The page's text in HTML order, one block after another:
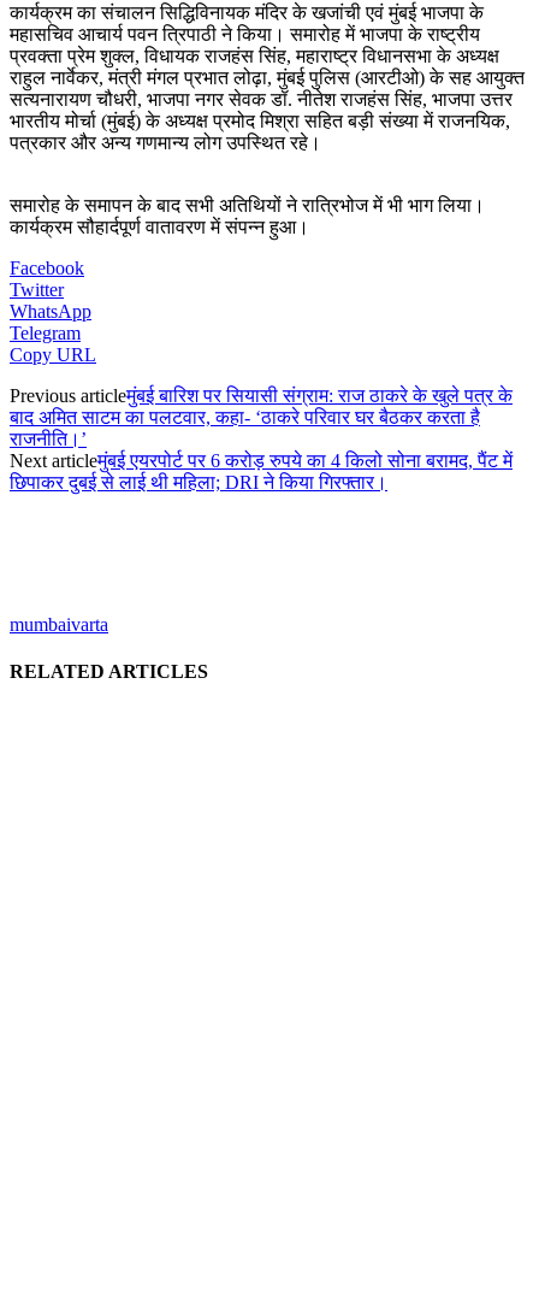
कार्यक्रम का संचालन सिद्धिविनायक मंदिर के खजांची एवं मुंबई भाजपा के
महासचिव आचार्य पवन त्रिपाठी ने किया। समारोह में भाजपा के राष्ट्रीय
प्रवक्ता प्रेम शुक्ल, विधायक राजहंस सिंह, महाराष्ट्र विधानसभा के अध्यक्ष
राहुल नार्वेकर, मंत्री मंगल प्रभात लोढ़ा, मुंबई पुलिस (आरटीओ) के सह आयुक्त
सत्यनारायण चौधरी, भाजपा नगर सेवक डॉ. नीतेश राजहंस सिंह, भाजपा उत्तर
भारतीय मोर्चा (मुंबई) के अध्यक्ष प्रमोद मिश्रा सहित बड़ी संख्या में राजनयिक,
पत्रकार और अन्य गणमान्य लोग उपस्थित रहे।
समारोह के समापन के बाद सभी अतिथियों ने रात्रिभोज में भी भाग लिया।
कार्यक्रम सौहार्दपूर्ण वातावरण में संपन्न हुआ।
Facebook
Twitter
WhatsApp
Telegram
Copy URL
Previous articleमुंबई बारिश पर सियासी संग्राम: राज ठाकरे के खुले पत्र के
बाद अमित साटम का पलटवार, कहा- ‘ठाकरे परिवार घर बैठकर करता है
राजनीति।’
Next articleमुंबई एयरपोर्ट पर 6 करोड़ रुपये का 4 किलो सोना बरामद, पैंट में
छिपाकर दुबई से लाई थी महिला; DRI ने किया गिरफ्तार।
mumbaivarta
RELATED ARTICLES